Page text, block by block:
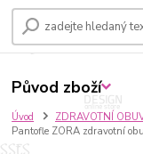
Úvod ZDRAVOTNÍ
Pantofle ZORA zdravotní
Původ zboží